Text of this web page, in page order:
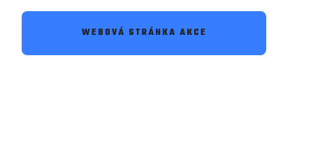
WEBOVÁ STRÁNKA AKCE